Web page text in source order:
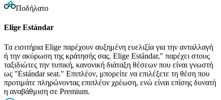
Ποδήλατο
Elige Estándar
Τα εισιτήρια Elige παρέχουν αυξημένη ευελιξία για την ανταλλαγή
ή την ακύρωση της κράτησής σας. Elige Estándar," παρέχει στους
ταξιδιώτες την τυπική, κανονική διάταξη θέσεων που είναι γνωστή
ως "Estándar seat." Επιπλέον, μπορείτε να επιλέξετε τη θέση που
προτιμάτε πληρώνοντας επιπλέον χρέωση, ενώ είναι επίσης δυνατή
η αναβάθμιση σε Premium.